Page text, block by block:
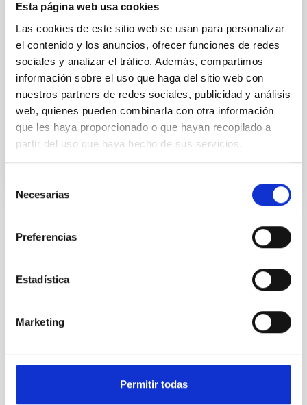
Esta página web usa cookies
Las cookies de este sitio web se usan para personalizar
el contenido y los anuncios, ofrecer funciones de redes
sociales y analizar el tráfico. Además, compartimos
información sobre el uso que haga del sitio web con
nuestros partners de redes sociales, publicidad y análisis
web, quienes pueden combinarla con otra información
que les haya proporcionado o que hayan recopilado a
partir del uso que haya hecho de sus servicios.
Necesarias
Preferencias
Estadística
Marketing
Permitir todas
UN CONTRATO - TÉCNICO/A DE TALLER -
ESPECIALIDAD MECÁNICA- FIJO
LABORAL - PS-2026-032
Se convoca proceso selectivo para el ingreso, como
personal laboral fijo, de un puesto de trabajo con la
categoría profesional de Técnico/a de Taller, acogido
al Convenio y que tendrá, entre otras
looking for people with
talent.